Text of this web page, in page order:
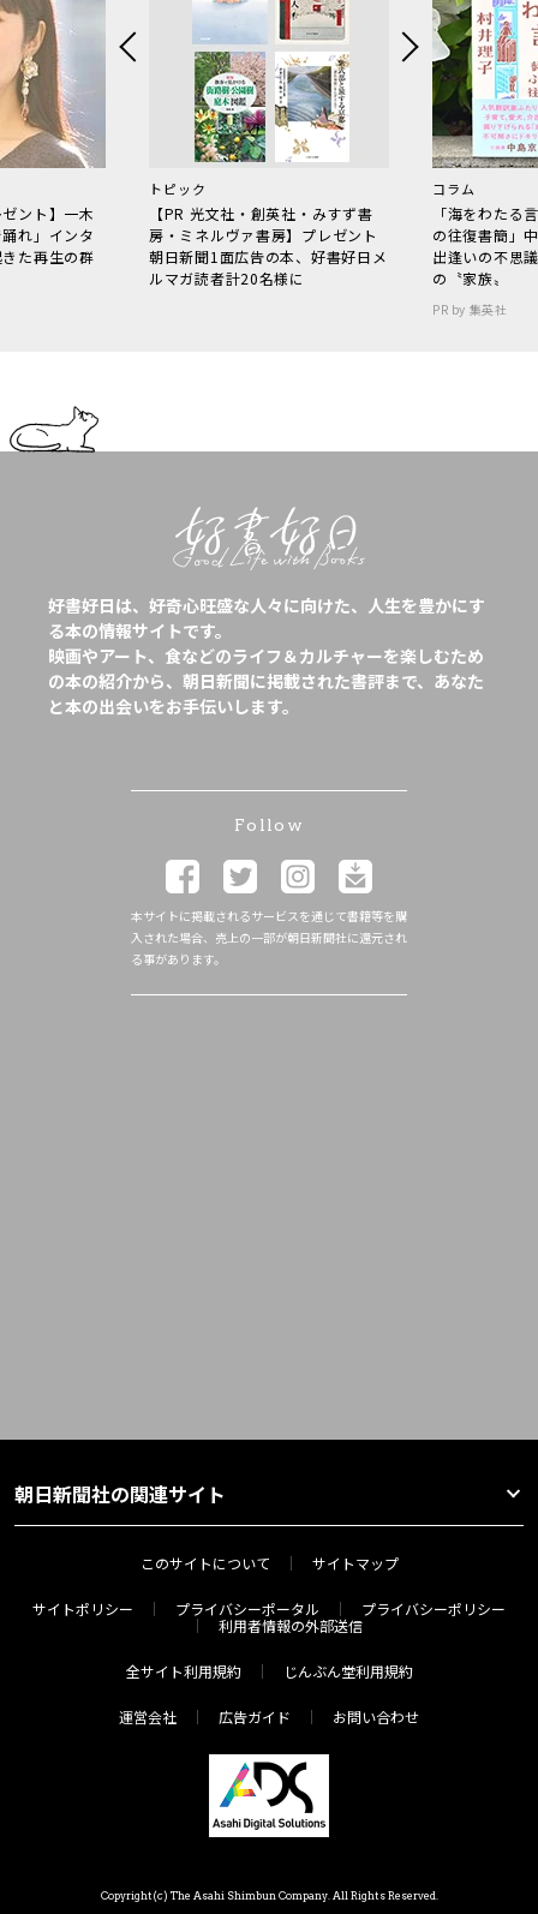
ント】一木
れ」インタ
た再生の群
トピック
【PR 光文社・創英社・みすず書
房・ミネルヴァ書房】プレゼント
朝日新聞1面広告の本、好書好日メ
ルマガ読者計20名様に
コラム
「海をわた
の往復書簡」
出逢いの不思
の〝家族〟
PR by 集英社
好書好日は、好奇心旺盛な人々に向けた、人生を豊かにす
る本の情報サイトです。
映画やアート、食などのライフ＆カルチャーを楽しむため
の本の紹介から、朝日新聞に掲載された書評まで、あなた
と本の出会いをお手伝いします。
Follow
本サイトに掲載されるサービスを通じて書籍等を購
入された場合、売上の一部が朝日新聞社に還元され
る事があります。
朝日新聞社の関連サイト
このサイトについて サイトマップ
サイトポリシー プライバシーポータル
プライバシーポリシー
利用者情報の外部送信
全サイト利用規約 じんぶん堂利用規約
運営会社 広告ガイド お問い合わせ
Copyright(c) The Asahi Shimbun Company. All Rights Reserved.